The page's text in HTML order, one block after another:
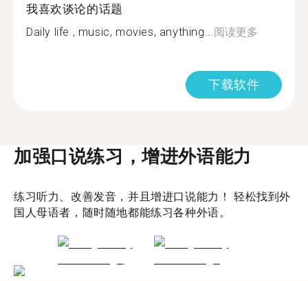
我喜欢谈论的话题
Daily life , music, movies, anything... 阅读更多
下载软件
加强口说练习，增进外语能力
练习听力、改善发音，并且增进口说能力！ 轻松找到外
国人母语者，随时随地都能练习各种外语。